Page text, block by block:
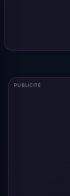
PUBLICITÉ